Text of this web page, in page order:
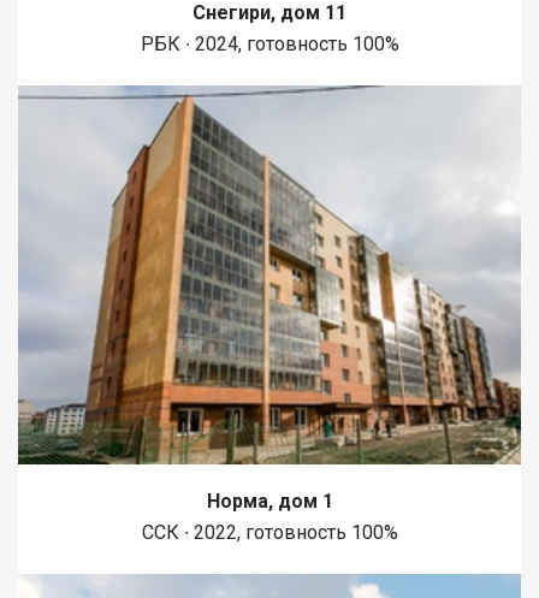
Снегири, дом 11
РБК ∙ 2024, готовность 100%
Норма, дом 1
ССК ∙ 2022, готовность 100%